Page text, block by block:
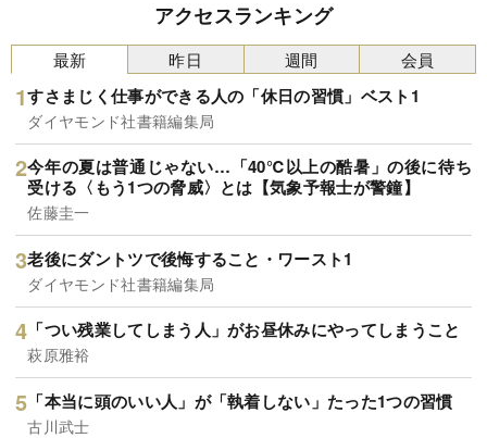
アクセスランキング
最新
すさまじく仕事ができる人の「休日の習慣」ベスト1
ダイヤモンド社書籍編集局
今年の夏は普通じゃない…「40℃以上の酷暑」の後に待ち
受ける〈もう1つの脅威〉とは【気象予報士が警鐘】
佐藤圭一
老後にダントツで後悔すること・ワースト1
ダイヤモンド社書籍編集局
「つい残業してしまう人」がお昼休みにやってしまうこと
萩原雅裕
「本当に頭のいい人」が「執着しない」たった1つの習慣
古川武士
昨日 週間 会員